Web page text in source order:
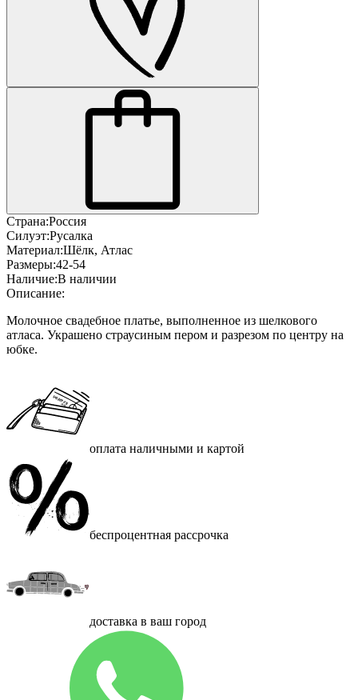
Страна:Россия
Силуэт:Русалка
Материал:Шёлк, Атлас
Размеры:42-54
Наличие:В наличии
Описание:
Молочное свадебное платье, выполненное из шелкового
атласа. Украшено страусиным пером и разрезом по центру на
юбке.
оплата наличными и картой
беспроцентная рассрочка
доставка в ваш город